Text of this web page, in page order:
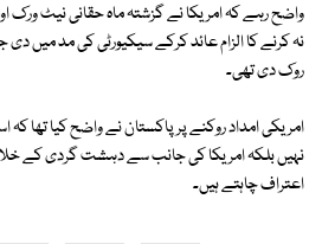
واضح رہے کہ امریکا نے گزشتہ ماہ حقانی نیٹ ورک
روک دی تھی۔
امریکی امداد روکنے پر پاکستان نے واضح کیا تھا
نہیں بلکہ امریکا کی جانب سے دہشت گردی کے
اعتراف چاہتے ہیں۔